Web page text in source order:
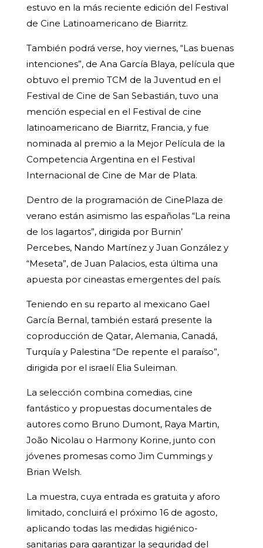
estuvo en la más reciente edición del Festival
de Cine Latinoamericano de Biarritz.
También podrá verse, hoy viernes, “Las buenas
intenciones”, de Ana García Blaya, película que
obtuvo el premio TCM de la Juventud en el
Festival de Cine de San Sebastián, tuvo una
mención especial en el Festival de cine
latinoamericano de Biarritz, Francia, y fue
nominada al premio a la Mejor Película de la
Competencia Argentina en el Festival
Internacional de Cine de Mar de Plata.
Dentro de la programación de CinePlaza de
verano están asimismo las españolas “La reina
de los lagartos”, dirigida por Burnin’
Percebes, Nando Martínez y Juan González y
“Meseta”, de Juan Palacios, esta última una
apuesta por cineastas emergentes del país.
Teniendo en su reparto al mexicano Gael
García Bernal, también estará presente la
coproducción de Qatar, Alemania, Canadá,
Turquía y Palestina “De repente el paraíso”,
dirigida por el israelí Elia Suleiman.
La selección combina comedias, cine
fantástico y propuestas documentales de
autores como Bruno Dumont, Raya Martin,
João Nicolau o Harmony Korine, junto con
jóvenes promesas como Jim Cummings y
Brian Welsh.
La muestra, cuya entrada es gratuita y aforo
limitado, concluirá el próximo 16 de agosto,
aplicando todas las medidas higiénico-
sanitarias para garantizar la seguridad del